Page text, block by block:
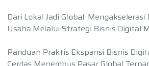
Dari Lokal Jadi Global:
Usaha Melalui Strategi Bisnis Digital
Panduan Praktis Ekspansi Bisnis